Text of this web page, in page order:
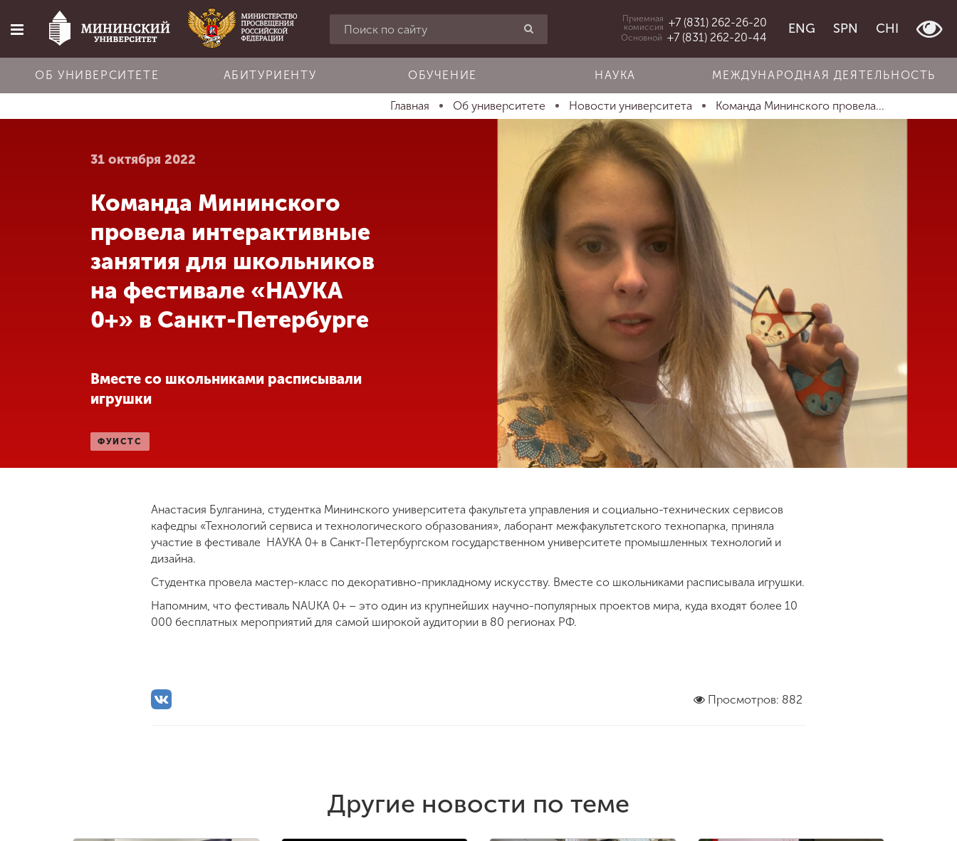
Главная
Об университете
Абитуриенту
Обучение
Другие виды
Студенческая
Приемная
комиссия +7 (831) 262-26-20
Основной +7 (831) 262-20-44
ENG SPN CHI
ОБ УНИВЕРСИТЕТЕ АБИТУРИЕНТУ ОБУЧЕНИЕ НАУКА МЕЖДУНАРОДНАЯ ДЕЯТЕЛЬНОСТЬ
Главная Об университете Новости университета Команда Мининского провела...
31 октября 2022
Команда Мининского
провела интерактивные
занятия для школьников
на фестивале «НАУКА
0+» в Санкт-Петербурге
Вместе со школьниками расписывали
игрушки
ФУИСТС
Анастасия Булганина, студентка Мининского университета факультета управления и социально-технических сервисов
кафедры «Технологий сервиса и технологического образования», лаборант межфакультетского технопарка, приняла
участие в фестивале НАУКА 0+ в Санкт-Петербургском государственном университете промышленных технологий и
дизайна.
Студентка провела мастер-класс по декоративно-прикладному искусству. Вместе со школьниками расписывала игрушки.
Напомним, что фестиваль NAUKA 0+ – это один из крупнейших научно-популярных проектов мира, куда входят более 10
000 бесплатных мероприятий для самой широкой аудитории в 80 регионах РФ.
Просмотров: 882
Другие новости по теме